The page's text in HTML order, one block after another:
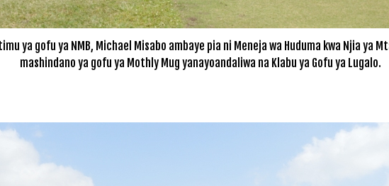
ya gofu ya NMB, Michael Misabo ambaye pia ni Meneja wa Huduma kwa Njia ya
mashindano ya gofu ya Mothly Mug yanayoandaliwa na Klabu ya Gofu ya Lugalo.